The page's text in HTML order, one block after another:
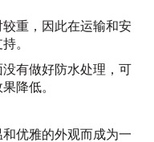
重，因此在运输和安
。
有做好防水处理，可
降低。
优雅的外观而成为一